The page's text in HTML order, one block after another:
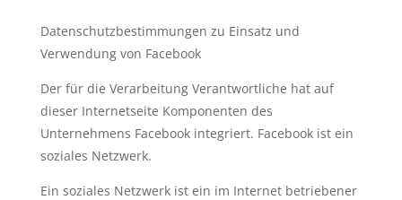
Datenschutzbestimmungen zu Einsatz und
Verwendung von Facebook
Der für die Verarbeitung Verantwortliche hat auf
dieser Internetseite Komponenten des
Unternehmens Facebook integriert. Facebook ist ein
soziales Netzwerk.
Ein soziales Netzwerk ist ein im Internet betriebener